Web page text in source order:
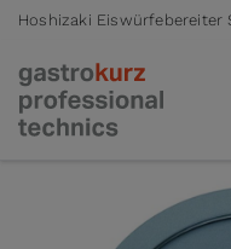
Hoshizaki Eiswürfebereiter